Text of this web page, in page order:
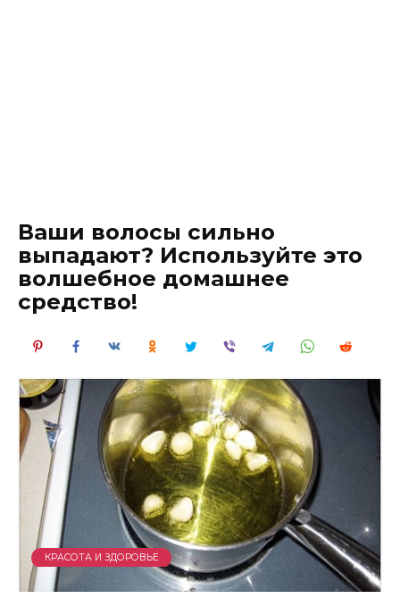
Ваши волосы сильно
выпадают? Используйте это
волшебное домашнее
средство!
КРАСОТА И ЗДОРОВЬЕ